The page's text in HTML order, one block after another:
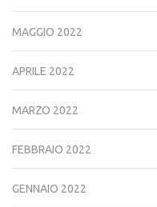
MAGGIO 2022
APRILE 2022
MARZO 2022
FEBBRAIO 2022
GENNAIO 2022